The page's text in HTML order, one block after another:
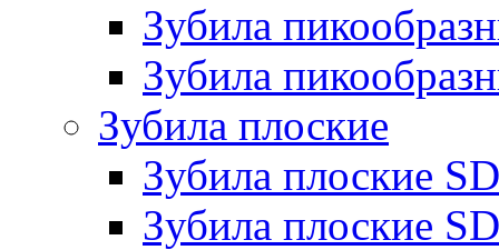
Зубила
Зубила
Зубила плоские
Зубила плоские
Зубила плоские